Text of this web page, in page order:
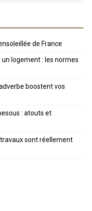
de France
logement : les normes
boostent vos
: atouts et
sont réellement